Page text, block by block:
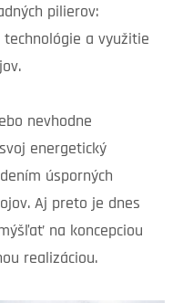
pilierov:
a využitie
nevhodne
energetický
úsporných
Aj preto je dnes
na koncepciou
realizáciou.